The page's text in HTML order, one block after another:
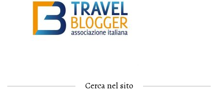
Cerca nel sito